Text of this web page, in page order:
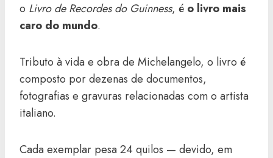
o Livro de Recordes do Guinness, é o livro mais
caro do mundo.
Tributo à vida e obra de Michelangelo, o livro é
composto por dezenas de documentos,
fotografias e gravuras relacionadas com o artista
italiano.
Cada exemplar pesa 24 quilos — devido, em